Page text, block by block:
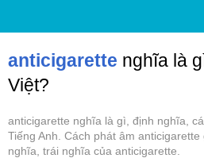
anticigarette nghĩa là
Việt?
anticigarette nghĩa là gì, định nghĩa,
Tiếng Anh. Cách phát âm
nghĩa, trái nghĩa của anticigarette.